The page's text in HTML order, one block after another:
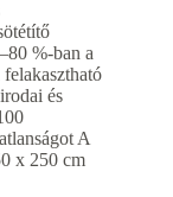
%-ban a
és
A
x 250 cm